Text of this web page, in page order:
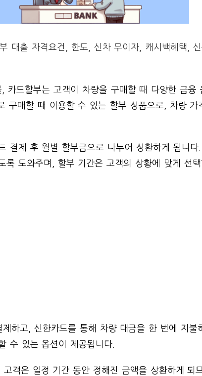
대출 자격요건, 한도, 신차 무이자, 캐시백혜택,
카드할부는 고객이 차량을 구매할 때 다양한 금융
구매할 때 이용할 수 있는 할부 상품으로, 차량 가
결제 후 월별 할부금으로 나누어 상환하게 됩니다
록 도와주며, 할부 기간은 고객의 상황에 맞게 선택
하고, 신한카드를 통해 차량 대금을 한 번에 지불
수 있는 옵션이 제공됩니다.
객은 일정 기간 동안 정해진 금액을 상환하게 되